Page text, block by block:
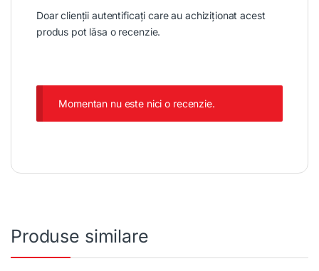
Doar clienții autentificați care au achiziționat acest
produs pot lăsa o recenzie.
Momentan nu este nici o recenzie.
Produse similare